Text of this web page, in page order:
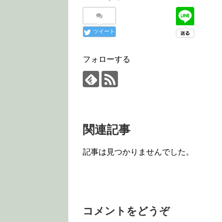
ツイート
フォローする
関連記事
記事は見つかりませんでした。
コメントをどうぞ